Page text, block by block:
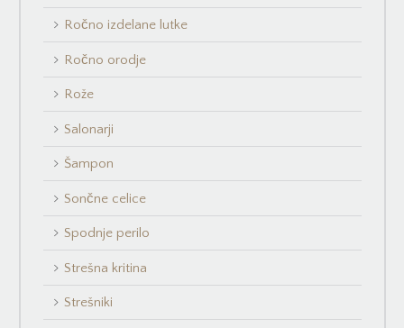
Ročno izdelane lutke
Ročno orodje
Rože
Salonarji
Šampon
Sončne celice
Spodnje perilo
Strešna kritina
Strešniki